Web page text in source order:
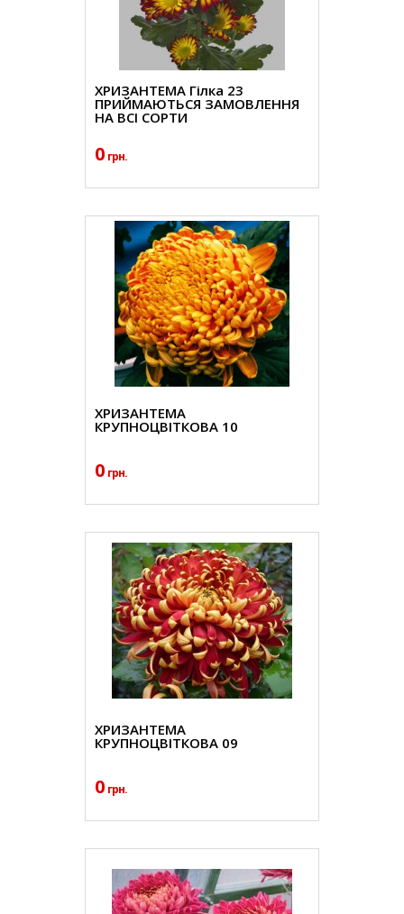
ХРИЗАНТЕМА Гілка 23
ПРИЙМАЮТЬСЯ ЗАМОВЛЕННЯ
НА ВСІ СОРТИ
0 грн.
ХРИЗАНТЕМА
КРУПНОЦВІТКОВА 10
0 грн.
ХРИЗАНТЕМА
КРУПНОЦВІТКОВА 09
0 грн.